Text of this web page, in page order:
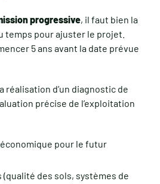
progressive, il faut bien la
temps pour ajuster le projet.
5 ans avant la date prévue
réalisation d’un diagnostic de
précise de l’exploitation
pour le futur
des sols, systèmes de